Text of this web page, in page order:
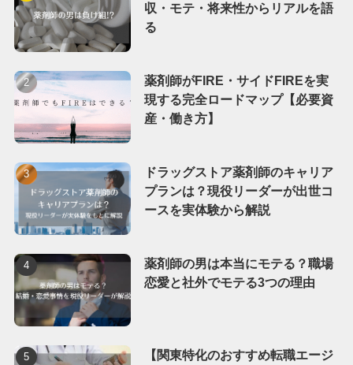
収・モテ・将来性からリアルを語
る
薬剤師がFIRE・サイドFIREを実
現する完全ロードマップ【必要資
産・働き方】
ドラッグストア薬剤師のキャリア
プランは？現役リーダーが出世コ
ースを実体験から解説
薬剤師の男は本当にモテる？職場
恋愛と社外でモテる3つの理由
【関東特化のおすすめ転職エージ